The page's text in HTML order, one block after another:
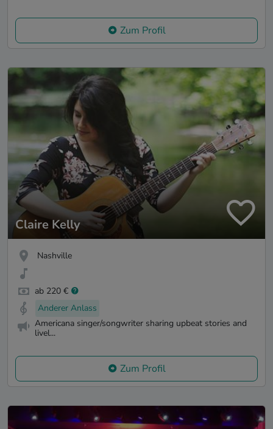
Zum Profil
Claire Kelly
Nashville
ab 220 €
Anderer Anlass
Americana singer/songwriter sharing upbeat stories and
livel...
Zum Profil